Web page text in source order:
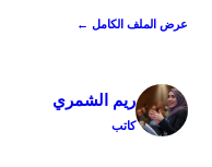
عرض الملف الكامل ←
ريم الشمري
كاتب